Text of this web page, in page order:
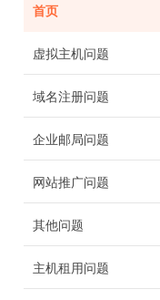
首页
虚拟主机问题
域名注册问题
企业邮局问题
网站推广问题
其他问题
主机租用问题